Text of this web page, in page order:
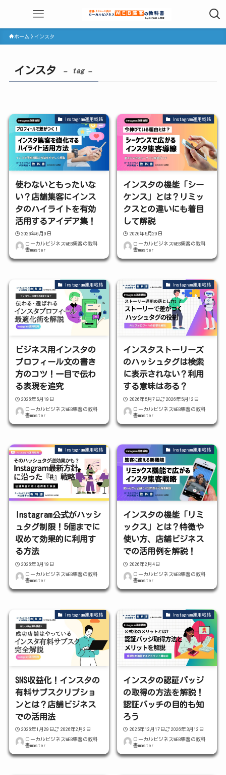
ホーム インスタ
インスタ – tag –
Instagram運用戦略
使わないともったいな
い？店舗集客にインス
タのハイライトを有効
活用するアイデア集！
2026年6月9日
ローカルビジネスWEB集客の教科
書master
Instagram運用戦略
インスタの機能「シー
ケンス」とは？リミッ
クスとの違いにも着目
して解説
2026年5月29日
ローカルビジネスWEB集客の教科
書master
Instagram運用戦略
ビジネス用インスタの
プロフィール文の書き
方のコツ！一目で伝わ
る表現を追究
2026年5月19日
ローカルビジネスWEB集客の教科
書master
Instagram運用戦略
インスタストーリーズ
のハッシュタグは検索
に表示されない？利用
する意味はある？
2026年5月7日
2026年5月12日
ローカルビジネスWEB集客の教科
書master
Instagram運用戦略
Instagram公式がハッシ
ュタグ制限！5個までに
収めて効果的に利用す
る方法
2026年3月19日
ローカルビジネスWEB集客の教科
書master
Instagram運用戦略
インスタの機能「リミ
ックス」とは？特徴や
使い方、店舗ビジネス
での活用例を解説！
2026年2月4日
ローカルビジネスWEB集客の教科
書master
Instagram運用戦略
SNS収益化！インスタの
有料サブスクリプショ
ンとは？店舗ビジネス
での活用法
2026年1月29日
2026年2月2日
ローカルビジネスWEB集客の教科
書master
Instagram運用戦略
インスタの認証バッジ
の取得の方法を解説！
認証バッチの目的も知
ろう
2025年12月17日
2026年3月12日
ローカルビジネスWEB集客の教科
書master